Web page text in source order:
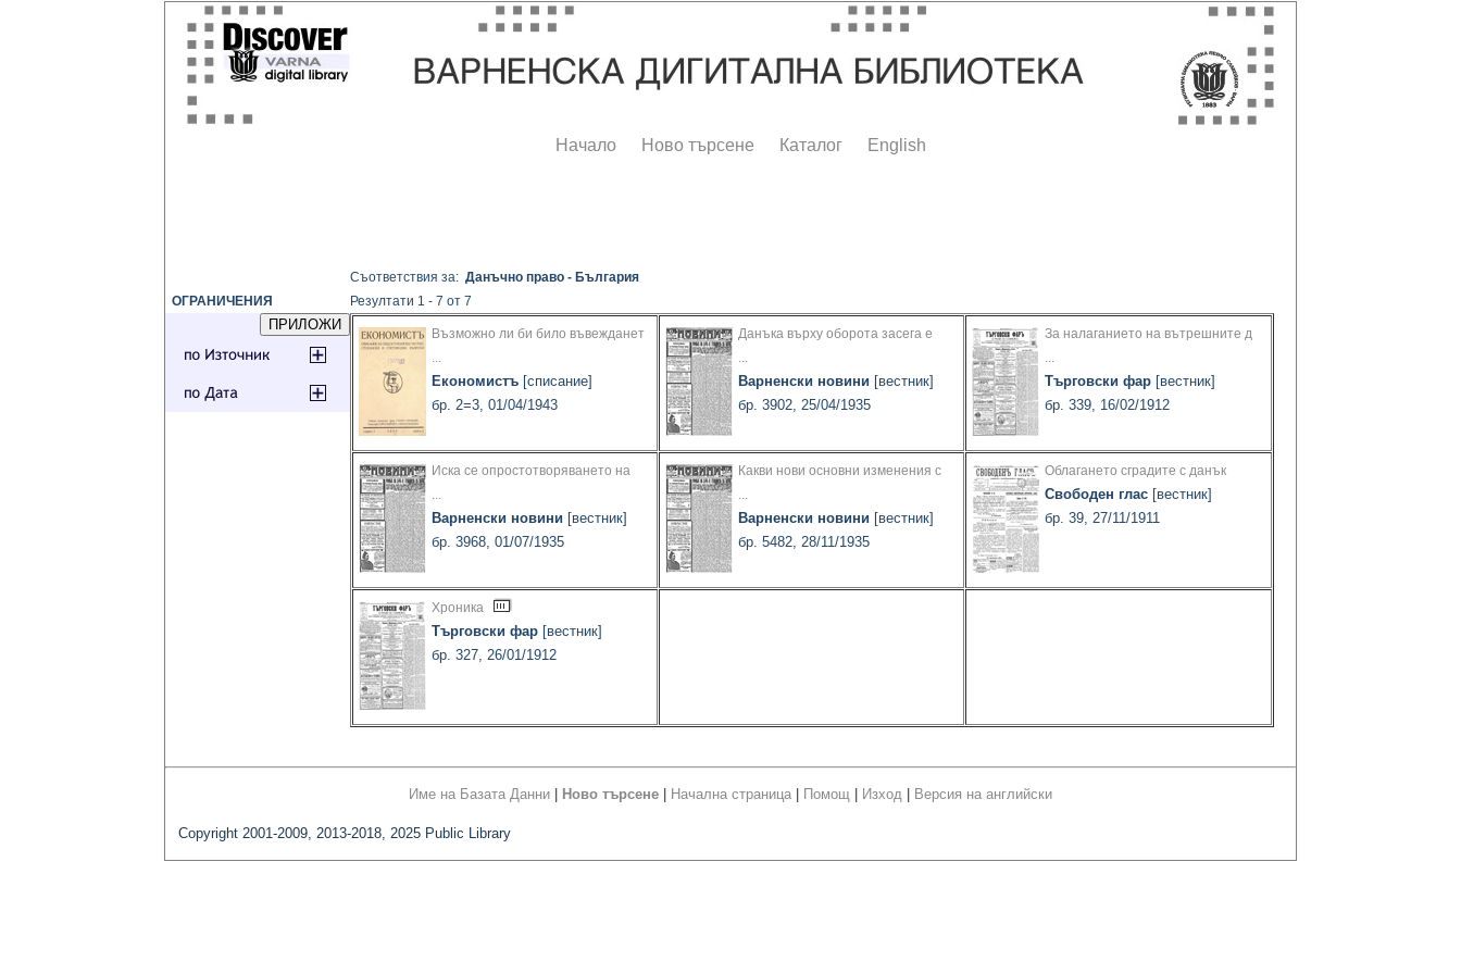
Начало Ново търсене Каталог English
ОГРАНИЧЕНИЯ
Съответствия за: Данъчно право - България
Резултати 1 - 7 от 7
Възможно ли би било въвежданет
...
Економистъ [списание]
бр. 2=3, 01/04/1943
Данъка върху оборота засега е
...
Варненски новини [вестник]
бр. 3902, 25/04/1935
За налаганието на вътрешните д
...
Търговски фар [вестник]
бр. 339, 16/02/1912
Иска се опростотворяването на
...
Варненски новини [вестник]
бр. 3968, 01/07/1935
Какви нови основни изменения с
...
Варненски новини [вестник]
бр. 5482, 28/11/1935
Облагането сградите с данък
Свободен глас [вестник]
бр. 39, 27/11/1911
Хроника
Търговски фар [вестник]
бр. 327, 26/01/1912
Име на Базата Данни Ново търсене Начална страница Помощ Изход Версия на английски
Copyright 2001-2009, 2013-2018, 2025 Public Library